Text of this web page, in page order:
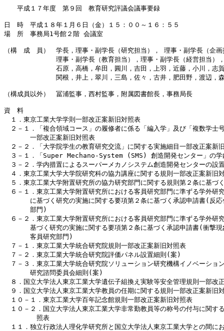
平成１７年度　第９回　教育研究評議会議事要録
日　時　平成１８年１月６日（金）１５：００～１６：５５
場　所　事務局1号館２階 会議室
（構　成　員）　学長，理事・副学長（研究担当）， 理事・副学長（企
理事・副学長（教育担当），理事・副学長（経営担当），中
石原，高橋，牟田，圓川，吉田，上羽，近藤，小川，志賀，
関根，井上，翠川，三島，佐々，古井，肥田野，渡辺，森，
（構成員以外）　冨浦監事，西村監事，附属図書館長，事務局長
資　料
１．東京工業大学学則一部改正案新旧対照表
２－１．「複合領域コース」の履修者に係る「編入学」及び「複数学士
一部改正案新旧対照表
２－２．「大学院学生の教育研究交流」に関する実施細目一部改正案新
３－１．「Super Mechano-System (SMS) 創造開発センター」の学
３－２．学内措置によるスーパーメカノシステム創造開発センターの設
４．東京工業大学大学院研究科の協力講座に関する規則一部改正案新旧
５．東京工業大学附置研究所の協力研究部門に関する規則第２条に基づ
６－１．東京工業大学附置研究所における客員研究部門に準ずる学外研
に基づく研究の実施に関する要項第２条に基づく承認申請書(反応
部門)
６－２．東京工業大学附置研究所における客員研究部門に準ずる学外研
基づく研究の実施に関する要項第２条に基づく承認申請書(衝撃現
客員研究部門)
７－１．東京工業大学統合研究院規則一部改正案新旧対照表
７－２．東京工業大学統合研究院評価パネル設置細則(案)
７－３．東京工業大学統合研究院ソリューション研究機構イノベーショ
研究諮問委員会細則(案)
８．国立大学法人東京工業大学遺伝子組換え実験等安全管理規則一部改
９．国立大学法人東京工業大学教員の任期に関する規則一部改正案新旧
１０－１．東京工業大学百年記念館規則一部改正案新旧対照表
１０－２．国立大学法人東京工業大学非常勤教員等の称号の付与に関す
照表
１１．独立行政法人理化学研究所と国立大学法人東京工業大学との間に